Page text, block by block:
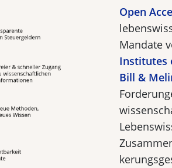
Open
Mandate
Institutes
Bill &